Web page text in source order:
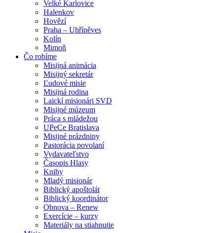
Velké Karlovice
Halenkov
Hovězí
Praha – Uhříněves
Kolín
Mimoň
Čo robíme
Misijná animácia
Misijný sekretár
Ľudové misie
Misijná rodina
Laickí misionári SVD
Misijné múzeum
Práca s mládežou
UPeCe Bratislava
Misijné prázdniny
Pastorácia povolaní
Vydavateľstvo
Časopis Hlasy
Knihy
Mladý misionár
Biblický apoštolát
Biblický koordinátor
Obnova – Renew
Exercície – kurzy
Materiály na stiahnutie